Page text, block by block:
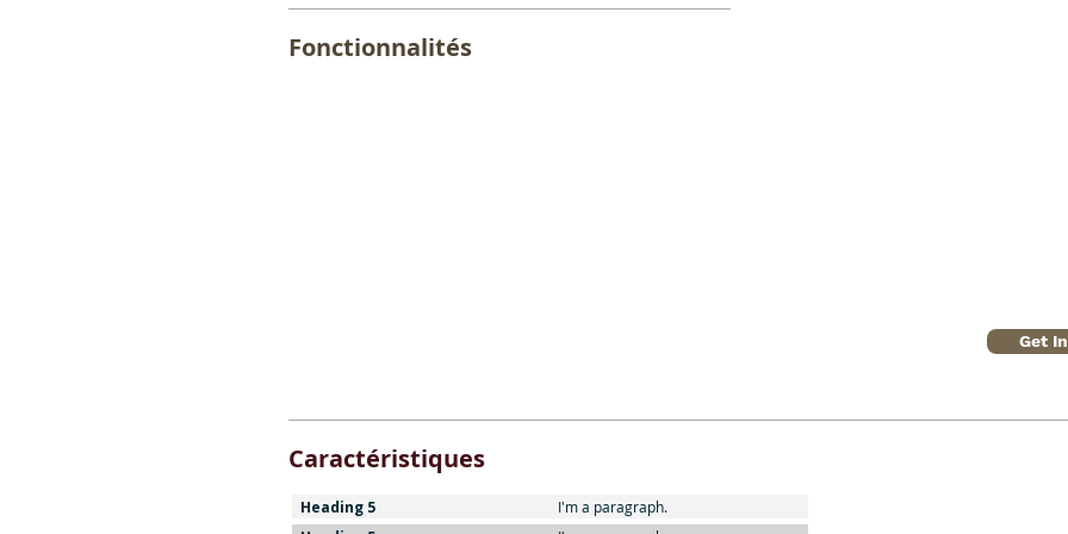
Fonctionnalités
Get
Caractéristiques
Heading 5 I'm a paragraph.